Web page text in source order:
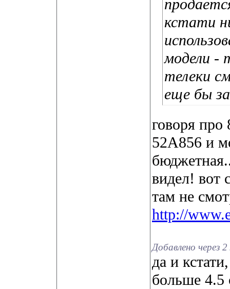
кстати
модели -
телеки
еще бы
говоря
52А856 и
видел! вот
там не
http://
Добавлено через
да и
больше 4.5